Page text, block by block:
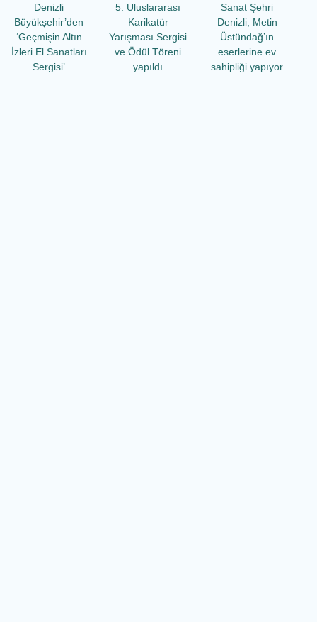
Denizli
Büyükşehir’den
‘Geçmişin Altın
İzleri El Sanatları
Sergisi’
5. Uluslararası
Karikatür
Yarışması Sergisi
ve Ödül Töreni
yapıldı
Sanat Şehri
Denizli, Metin
Üstündağ’ın
eserlerine ev
sahipliği yapıyor